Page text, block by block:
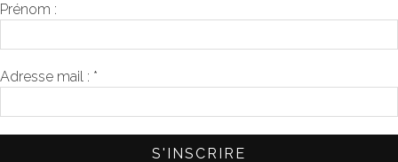
Prénom :
Adresse mail : *